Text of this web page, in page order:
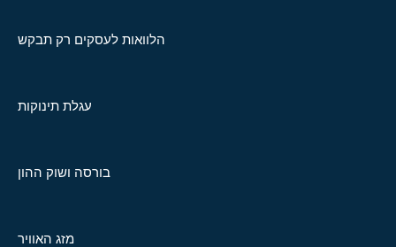
הלוואות לעסקים רק תבקש
עגלת תינוקות
בורסה ושוק ההון
מזג האוויר